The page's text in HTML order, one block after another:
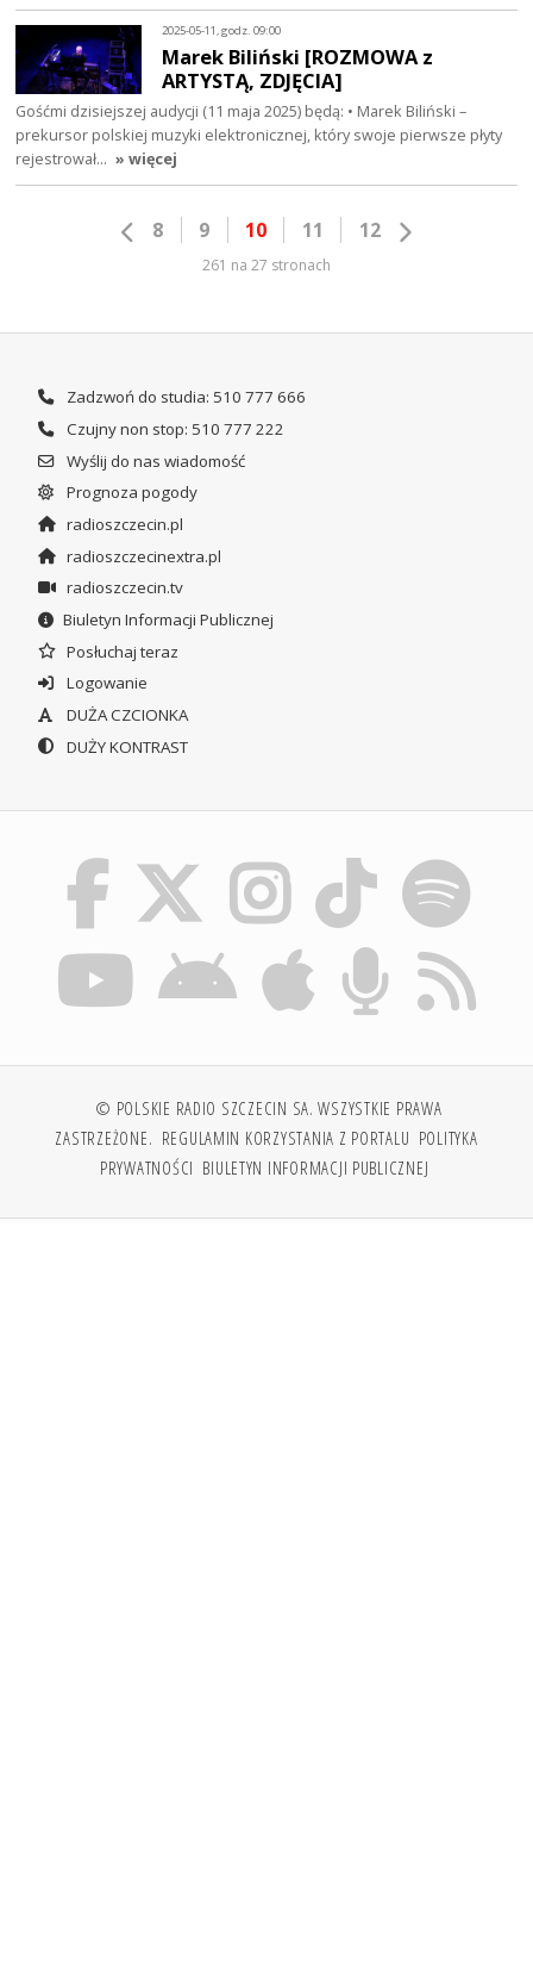
2025-05-11, godz. 09:00
Marek Biliński [ROZMOWA z
ARTYSTĄ, ZDJĘCIA]
Gośćmi dzisiejszej audycji (11 maja 2025) będą: • Marek Biliński –
prekursor polskiej muzyki elektronicznej, który swoje pierwsze płyty
rejestrował… » więcej
8 9 10 11 12
261 na 27 stronach
Zadzwoń do studia: 510 777 666
Czujny non stop: 510 777 222
Wyślij do nas wiadomość
Prognoza pogody
radioszczecin.pl
radioszczecinextra.pl
radioszczecin.tv
Biuletyn Informacji Publicznej
Posłuchaj teraz
Logowanie
DUŻA CZCIONKA
DUŻY KONTRAST
© POLSKIE RADIO SZCZECIN SA. WSZYSTKIE PRAWA
ZASTRZEŻONE. REGULAMIN KORZYSTANIA Z PORTALU POLITYKA
PRYWATNOŚCI BIULETYN INFORMACJI PUBLICZNEJ